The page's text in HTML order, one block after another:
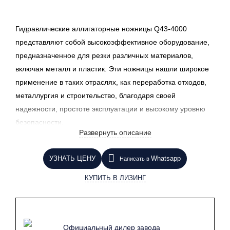
Гидравлические аллигаторные ножницы Q43-4000
представляют собой высокоэффективное оборудование,
предназначенное для резки различных материалов,
включая металл и пластик. Эти ножницы нашли широкое
применение в таких отраслях, как переработка отходов,
металлургия и строительство, благодаря своей
надежности, простоте эксплуатации и высокому уровню
безопасности.
Одним из главных достоинств модели Q43-4000 является
ее интуитивно понятный интерфейс. Операторы могут
легко освоить работу с ножницами без необходимости в
длительном обучении. Простота конструкции позволяет
оборудования и повышает его эффективность.
Развернуть описание
УЗНАТЬ ЦЕНУ Написать в Whatsapp
КУПИТЬ В ЛИЗИНГ
Официальный дилер завода